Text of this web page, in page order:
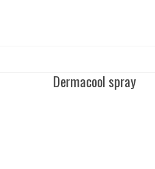
Dermacool spray